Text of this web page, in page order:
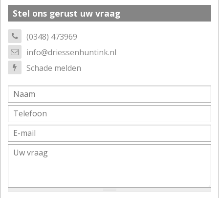
Stel ons gerust uw vraag
(0348) 473969
info@driessenhuntink.nl
Schade melden